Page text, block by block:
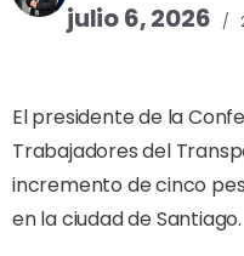
julio 6, 2026
El presidente de la
Trabajadores del
incremento de cinco
en la ciudad de Santiago.